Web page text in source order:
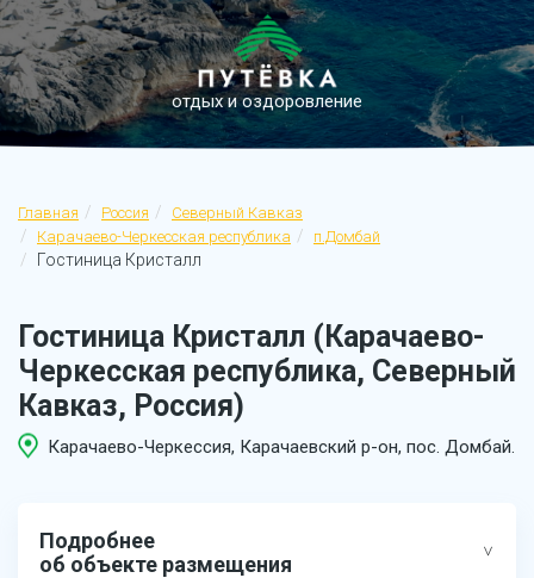
отдых и оздоровление
Главная Россия
Северный Кавказ
Карачаево-Черкесская республика
п.Домбай
Гостиница Кристалл
Гостиница Кристалл (Карачаево-
Черкесская республика, Северный
Кавказ, Россия)
Карачаево-Черкессия, Карачаевский р-он, пос. Домбай.
Подробнее
об объекте размещения